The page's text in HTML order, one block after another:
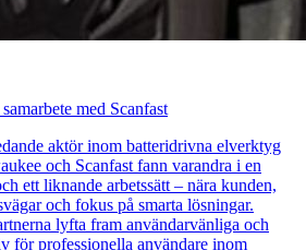
med Scanfast
aktör inom batteridrivna elverktyg
och Scanfast fann varandra i en
ett liknande arbetssätt – nära kunden,
och fokus på smarta lösningar.
lyfta fram användarvänliga och
för professionella användare inom